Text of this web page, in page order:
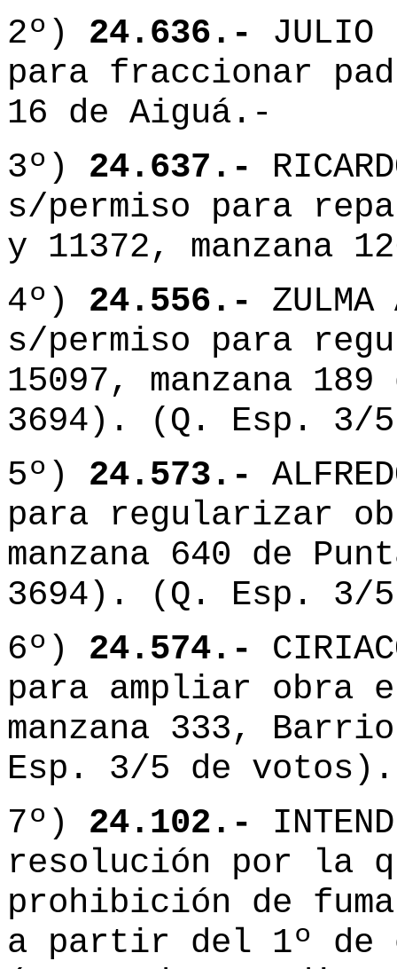
2º) 24.636.-
JULIO
para fraccionar
16 de Aiguá.-
3º) 24.637.-
s/permiso para
y 11372, manzana
4º) 24.556.-
ZULMA
s/permiso para
15097, manzana
3694). (Q. Esp. 3/
5º) 24.573.-
para regularizar
manzana 640 de
3694). (Q. Esp. 3/
6º) 24.574.-
para ampliar obra
manzana 333,
Esp. 3/5 de
7º) 24.102.-
resolución por la
prohibición de
a partir del 1º de